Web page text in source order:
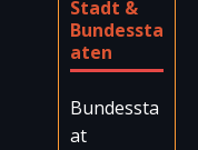
Stadt &
Bundessta
aten
Bundessta
at